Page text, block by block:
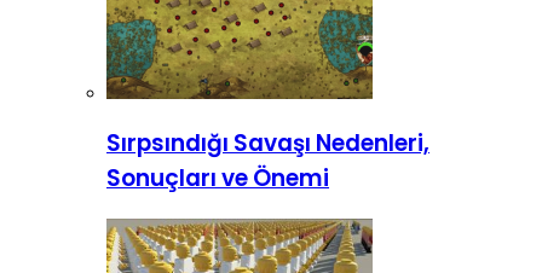
Sırpsındığı Savaşı Nedenleri,
Sonuçları ve Önemi